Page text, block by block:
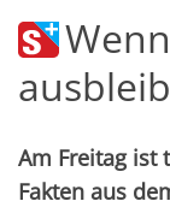
Am Freitag ist
Fakten aus